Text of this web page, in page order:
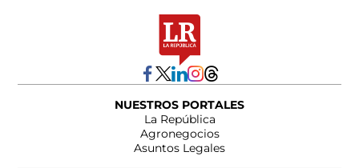
NUESTROS PORTALES
La República
Agronegocios
Asuntos Legales